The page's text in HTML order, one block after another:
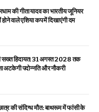
की गीता यादव का भारतीय जूनियर
वाले एशिया कप में दिखाएंगी दम
सख्त हिदायत: 31 अगस्त 2028 तक
अटकेगी पदोन्नति और नौकरी
की संदिग्ध मौत: बाथरूम में फांसी के